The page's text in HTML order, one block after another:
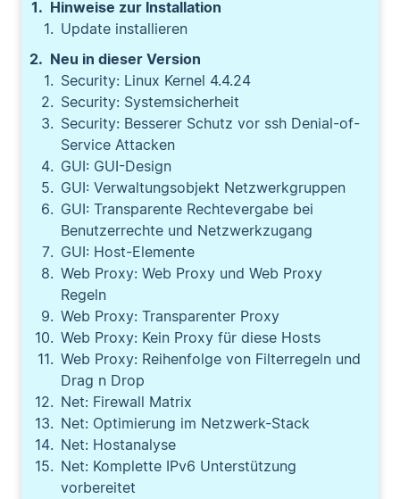
Hinweise zur Installation
Update installieren
Neu in dieser Version
Security: Linux Kernel 4.4.24
Security: Systemsicherheit
Security: Besserer Schutz vor ssh Denial-of-
Service Attacken
GUI: GUI-Design
GUI: Verwaltungsobjekt Netzwerkgruppen
GUI: Transparente Rechtevergabe bei
Benutzerrechte und Netzwerkzugang
GUI: Host-Elemente
Web Proxy: Web Proxy und Web Proxy
Regeln
Web Proxy: Transparenter Proxy
Web Proxy: Kein Proxy für diese Hosts
Web Proxy: Reihenfolge von Filterregeln und
Drag n Drop
Net: Firewall Matrix
Net: Optimierung im Netzwerk-Stack
Net: Hostanalyse
Net: Komplette IPv6 Unterstützung
vorbereitet